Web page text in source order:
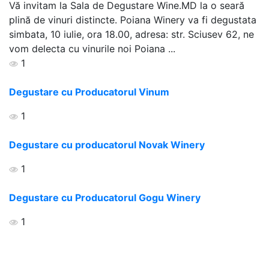
Vă invitam la Sala de Degustare Wine.MD la o seară
plină de vinuri distincte. Poiana Winery va fi degustata
simbata, 10 iulie, ora 18.00, adresa: str. Sciusev 62, ne
vom delecta cu vinurile noi Poiana ...
1
Degustare cu Producatorul Vinum
1
Degustare cu producatorul Novak Winery
1
Degustare cu Producatorul Gogu Winery
1